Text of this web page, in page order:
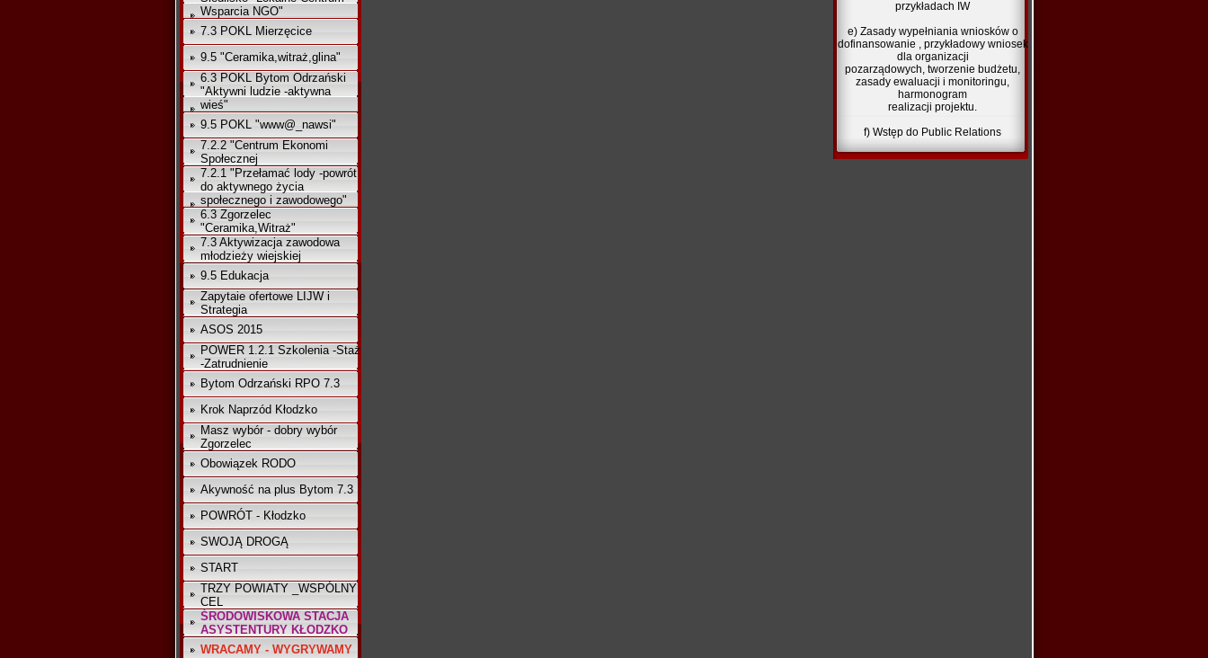
Wsparcia NGO"
7.3 POKL Mierzęcice
9.5 "Ceramika,witraż,glina"
6.3 POKL Bytom Odrzański
"Aktywni ludzie -aktywna
wieś"
9.5 POKL "www@_nawsi"
7.2.2 "Centrum Ekonomi
Społecznej
7.2.1 "Przełamać lody -powrót
do aktywnego życia
społecznego i zawodowego"
6.3 Zgorzelec
"Ceramika,Witraż"
7.3 Aktywizacja zawodowa
młodzieży wiejskiej
9.5 Edukacja
Zapytaie ofertowe LIJW i
Strategia
ASOS 2015
POWER 1.2.1 Szkolenia -Staż
-Zatrudnienie
Bytom Odrzański RPO 7.3
Krok Naprzód Kłodzko
Masz wybór - dobry wybór
Zgorzelec
Obowiązek RODO
Akywność na plus Bytom 7.3
POWRÓT - Kłodzko
SWOJĄ DROGĄ
START
TRZY POWIATY _WSPÓLNY
CEL
ŚRODOWISKOWA STACJA
ASYSTENTURY KŁODZKO
WRACAMY - WYGRYWAMY
przykładach IW
e) Zasady wypełniania wniosków o
dofinansowanie , przykładowy wniosek
dla organizacji
pozarządowych, tworzenie budżetu,
zasady ewaluacji i monitoringu,
harmonogram
realizacji projektu.
f) Wstęp do Public Relations